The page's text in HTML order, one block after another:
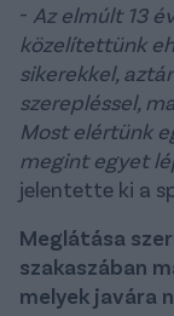
- Az elmúlt 13
közelítettünk
sikerekkel,
szerepléssel,
Most elértünk
megint egyet
jelentette ki a
Meglátása
szakaszában
melyek javára